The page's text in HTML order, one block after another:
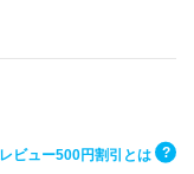
レビュー500円割引とは ?